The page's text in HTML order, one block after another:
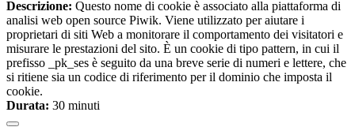
Descrizione: Questo nome di cookie è associato alla piattaforma di
analisi web open source Piwik. Viene utilizzato per aiutare i
proprietari di siti Web a monitorare il comportamento dei visitatori e
misurare le prestazioni del sito. È un cookie di tipo pattern, in cui il
prefisso _pk_ses è seguito da una breve serie di numeri e lettere, che
si ritiene sia un codice di riferimento per il dominio che imposta il
cookie.
Durata: 30 minuti